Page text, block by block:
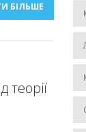
БІЛЬШЕ
теорії